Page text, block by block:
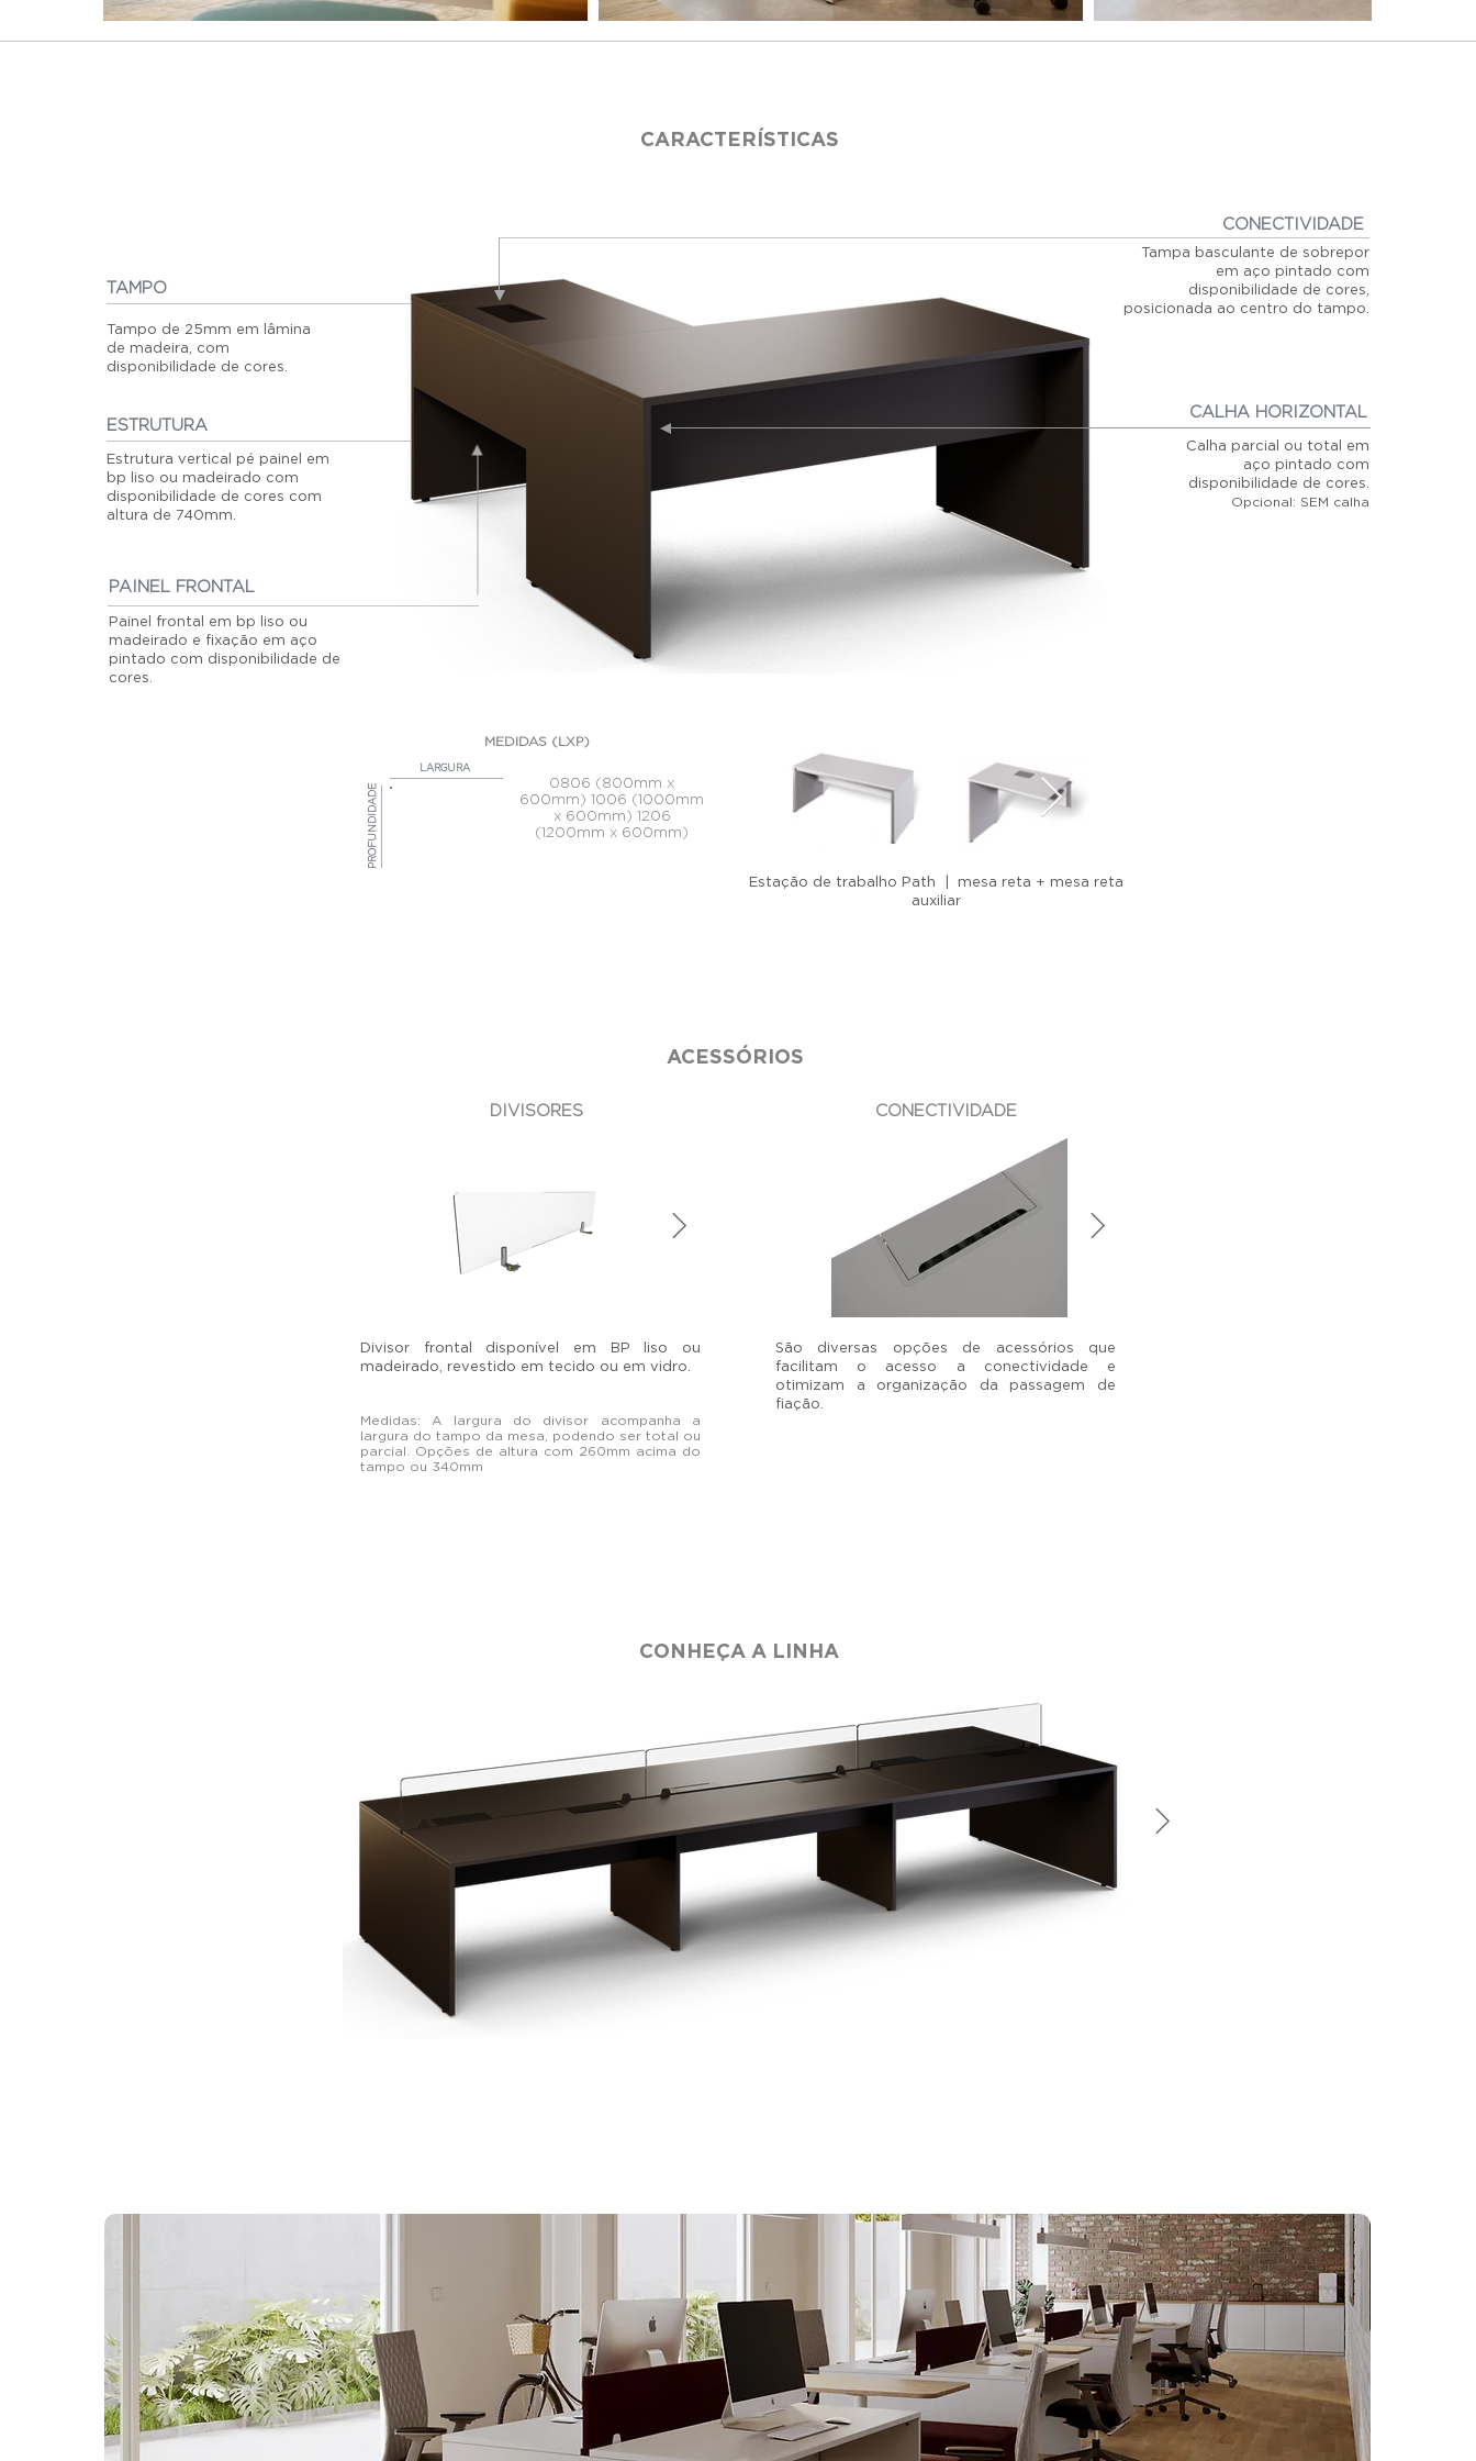
CARACTERÍSTICAS
CONECTIVIDADE
TAMPO
Tampo de 25mm em lâmina
de madeira, com
disponibilidade de cores.
ESTRUTURA
Estrutura vertical pé painel em
bp liso ou madeirado com
disponibilidade de cores com
altura de 740mm.
CALHA HORIZONTAL
Calha parcial ou total em
aço pintado com
disponibilidade de cores.
Opcional: SEM calha
Tampa basculante de sobrepor
em aço pintado com
disponibilidade de cores,
posicionada ao centro do tampo.
PAINEL FRONTAL
Painel frontal em bp liso ou
madeirado e fixação em aço
pintado com disponibilidade de
cores.
MEDIDAS (LXP)
LARGURA
PROFUNDIDADE
0806 (800mm x
600mm) 1006 (1000mm
x 600mm) 1206
(1200mm x 600mm)
Estação de trabalho Path | mesa reta + mesa reta
auxiliar
ACESSÓRIOS
DIVISORES
Divisor frontal disponível em BP liso ou
madeirado, revestido em tecido ou em vidro.
Medidas: A largura do divisor acompanha a
largura do tampo da mesa, podendo ser total ou
parcial. Opções de altura com 260mm acima do
tampo ou 340mm
CONECTIVIDADE
São diversas opções de acessórios que
facilitam o acesso a conectividade e
otimizam a organização da passagem de
fiação.
CONHEÇA A LINHA